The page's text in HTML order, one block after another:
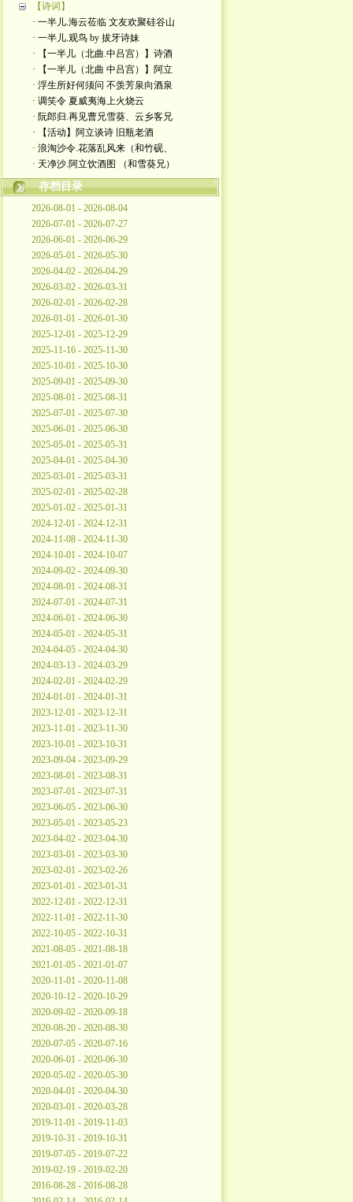
【诗词】
· 一半儿.海云莅临 文友欢聚硅谷山
· 一半儿.观鸟 by 拔牙诗妹
· 【一半儿（北曲.中吕宫）】诗酒
· 【一半儿（北曲 中吕宫）】阿立
· 浮生所好何须问 不羡芳泉向酒泉
· 调笑令 夏威夷海上火烧云
· 阮郎归.再见曹兄雪葵、云乡客兄
· 【活动】阿立谈诗 旧瓶老酒
· 浪淘沙令.花落乱风来（和竹砚、
· 天净沙.阿立饮酒图 （和雪葵兄）
存档目录
2026-08-01 - 2026-08-04
2026-07-01 - 2026-07-27
2026-06-01 - 2026-06-29
2026-05-01 - 2026-05-30
2026-04-02 - 2026-04-29
2026-03-02 - 2026-03-31
2026-02-01 - 2026-02-28
2026-01-01 - 2026-01-30
2025-12-01 - 2025-12-29
2025-11-16 - 2025-11-30
2025-10-01 - 2025-10-30
2025-09-01 - 2025-09-30
2025-08-01 - 2025-08-31
2025-07-01 - 2025-07-30
2025-06-01 - 2025-06-30
2025-05-01 - 2025-05-31
2025-04-01 - 2025-04-30
2025-03-01 - 2025-03-31
2025-02-01 - 2025-02-28
2025-01-02 - 2025-01-31
2024-12-01 - 2024-12-31
2024-11-08 - 2024-11-30
2024-10-01 - 2024-10-07
2024-09-02 - 2024-09-30
2024-08-01 - 2024-08-31
2024-07-01 - 2024-07-31
2024-06-01 - 2024-06-30
2024-05-01 - 2024-05-31
2024-04-05 - 2024-04-30
2024-03-13 - 2024-03-29
2024-02-01 - 2024-02-29
2024-01-01 - 2024-01-31
2023-12-01 - 2023-12-31
2023-11-01 - 2023-11-30
2023-10-01 - 2023-10-31
2023-09-04 - 2023-09-29
2023-08-01 - 2023-08-31
2023-07-01 - 2023-07-31
2023-06-05 - 2023-06-30
2023-05-01 - 2023-05-23
2023-04-02 - 2023-04-30
2023-03-01 - 2023-03-30
2023-02-01 - 2023-02-26
2023-01-01 - 2023-01-31
2022-12-01 - 2022-12-31
2022-11-01 - 2022-11-30
2022-10-05 - 2022-10-31
2021-08-05 - 2021-08-18
2021-01-05 - 2021-01-07
2020-11-01 - 2020-11-08
2020-10-12 - 2020-10-29
2020-09-02 - 2020-09-18
2020-08-20 - 2020-08-30
2020-07-05 - 2020-07-16
2020-06-01 - 2020-06-30
2020-05-02 - 2020-05-30
2020-04-01 - 2020-04-30
2020-03-01 - 2020-03-28
2019-11-01 - 2019-11-03
2019-10-31 - 2019-10-31
2019-07-05 - 2019-07-22
2019-02-19 - 2019-02-20
2016-08-28 - 2016-08-28